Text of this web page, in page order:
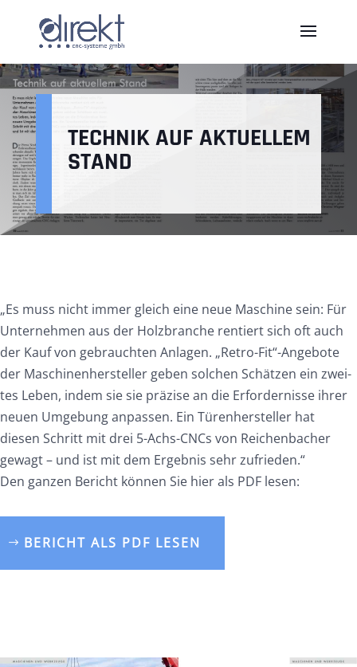
TECHNIK AUF AKTUELLEM
STAND
„Es muss nicht immer gleich eine neue Maschine sein: Für
Unternehmen aus der Holzbranche rentiert sich oft auch
der Kauf von gebrauchten Anlagen. „Retro-Fit“-Angebote
der Maschinenhersteller geben solchen Schätzen ein zwei-
tes Leben, indem sie sie präzise an die Erfordernisse ihrer
neuen Umgebung anpassen. Ein Türenhersteller hat
diesen Schritt mit drei 5-Achs-CNCs von Reichenbacher
gewagt – und ist mit dem Ergebnis sehr zufrieden.“
Den ganzen Bericht können Sie hier als PDF lesen:
BERICHT ALS PDF LESEN